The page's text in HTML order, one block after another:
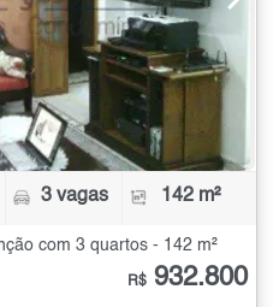
3 vagas 142 m²
com 3 quartos - 142 m²
R$ 932.800